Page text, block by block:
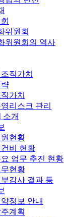
위원회
위원회의 역사
직가치
가치
리스크 관리
소개
현황
비 현황
업무 추진 현황
현황
감사 결과 등
정보 안내
계획